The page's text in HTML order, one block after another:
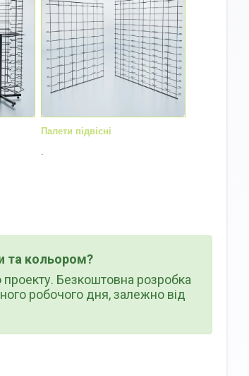
Палети підвісні
та кольором?
Безкоштовна розробка
робочого дня, залежно від